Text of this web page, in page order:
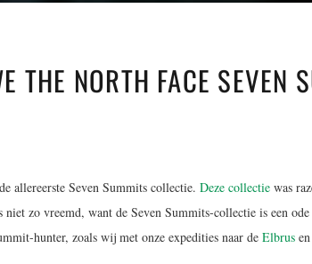
THE NORTH FACE SEVEN
allereerste Seven Summits collectie. Deze collectie was
zo vreemd, want de Seven Summits-collectie is een ode
hunter, zoals wij met onze expedities naar de Elbrus en